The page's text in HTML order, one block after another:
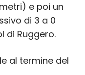
e poi un
di 3 a 0
di Ruggero.
al termine del